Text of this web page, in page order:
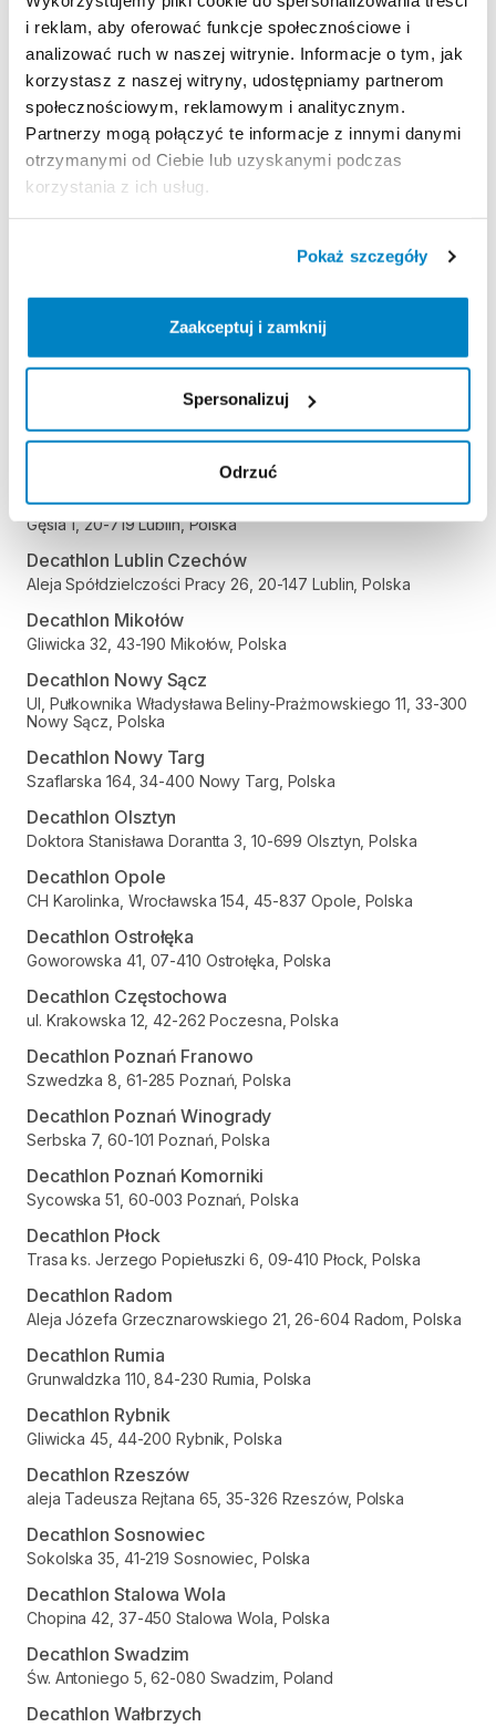
i reklam, aby oferować funkcje społecznościowe i
analizować ruch w naszej witrynie. Informacje o tym, jak
korzystasz z naszej witryny, udostępniamy partnerom
społecznościowym, reklamowym i analitycznym.
Partnerzy mogą połączyć te informacje z innymi danymi
otrzymanymi od Ciebie lub uzyskanymi podczas
korzystania z ich usług.
Pokaż szczegóły
Zaakceptuj i zamknij
Spersonalizuj
Odrzuć
Decathlon Jelenia Góra
Aleja Jana Pawła II 17, 58-500 Jelenia Góra, Polska
Decathlon Kalisz
Poznańska 80-86, 62-800 Kalisz, Polska
Decathlon Katowice Trzy Stawy
Alpejska 5, 40-507 Katowice, Polska
Decathlon Katowice
Polska
Decathlon Kraków Bronowice
Zakopiańska 62A, 30-418 Kraków, Polska
Decathlon Legnica
Objazdowa 9, 59-220 Legnica, Polska
Decathlon Lublin Węglin
Gęsia 1, 20-719 Lublin, Polska
Decathlon Lublin Czechów
Aleja Spółdzielczości Pracy 26, 20-147 Lublin, Polska
Decathlon Mikołów
Gliwicka 32, 43-190 Mikołów, Polska
Decathlon Nowy Sącz
Ul, Pułkownika Władysława Beliny-Prażmowskiego 11, 33-300
Nowy Sącz, Polska
Decathlon Nowy Targ
Szaflarska 164, 34-400 Nowy Targ, Polska
Decathlon Olsztyn
Doktora Stanisława Dorantta 3, 10-699 Olsztyn, Polska
Decathlon Opole
CH Karolinka, Wrocławska 154, 45-837 Opole, Polska
Decathlon Ostrołęka
Goworowska 41, 07-410 Ostrołęka, Polska
Decathlon Częstochowa
ul. Krakowska 12, 42-262 Poczesna, Polska
Decathlon Poznań Franowo
Szwedzka 8, 61-285 Poznań, Polska
Decathlon Poznań Winogrady
Serbska 7, 60-101 Poznań, Polska
Decathlon Poznań Komorniki
Sycowska 51, 60-003 Poznań, Polska
Decathlon Płock
Trasa ks. Jerzego Popiełuszki 6, 09-410 Płock, Polska
Decathlon Radom
Aleja Józefa Grzecznarowskiego 21, 26-604 Radom, Polska
Decathlon Rumia
Grunwaldzka 110, 84-230 Rumia, Polska
Decathlon Rybnik
Gliwicka 45, 44-200 Rybnik, Polska
Decathlon Rzeszów
aleja Tadeusza Rejtana 65, 35-326 Rzeszów, Polska
Decathlon Sosnowiec
Sokolska 35, 41-219 Sosnowiec, Polska
Decathlon Stalowa Wola
Chopina 42, 37-450 Stalowa Wola, Polska
Decathlon Swadzim
Św. Antoniego 5, 62-080 Swadzim, Poland
Decathlon Wałbrzych